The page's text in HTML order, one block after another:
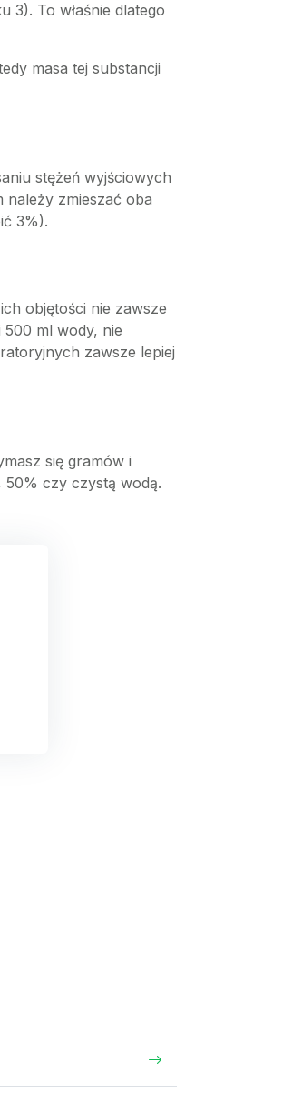
3). To właśnie dlatego
masa tej substancji
stężeń wyjściowych
należy zmieszać oba
3%).
objętości nie zawsze
500 ml wody, nie
zawsze lepiej
się gramów i
50% czy czystą wodą.